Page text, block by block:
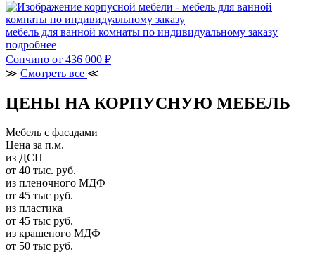
мебель для ванной комнаты по индивидуальному заказу
подробнее
Сончино от 436 000 ₽
≫ Смотреть все ≪
ЦЕНЫ НА КОРПУСНУЮ МЕБЕЛЬ
Мебель с фасадами
Цена за п.м.
из ДСП
от 40 тыс. руб.
из пленочного МДФ
от 45 тыс руб.
из пластика
от 45 тыс руб.
из крашеного МДФ
от 50 тыс руб.